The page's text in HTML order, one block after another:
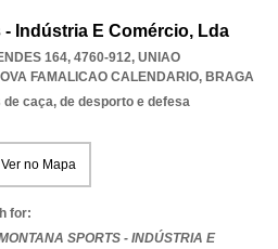
- Indústria E Comércio, Lda
164, 4760-912, UNIAO
FAMALICAO CALENDARIO, BRAGA
caça, de desporto e defesa
Ver no Mapa
for:
SPORTS - INDÚSTRIA E